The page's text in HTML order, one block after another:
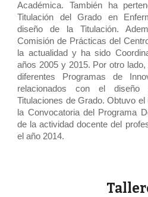
Académica. También ha
Titulación del Grado en
diseño de la Titulación.
Comisión de Prácticas del
la actualidad y ha sido
años 2005 y 2015. Por otro
diferentes Programas de
relacionados con el
Titulaciones de Grado. Obtuvo
la Convocatoria del Programa
de la actividad docente del
el año 2014.